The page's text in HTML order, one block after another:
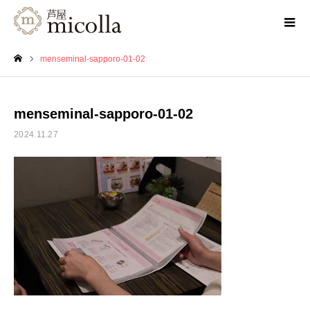
menseminal-sapporo-01-02
menseminal-sapporo-01-02
2024.11.27